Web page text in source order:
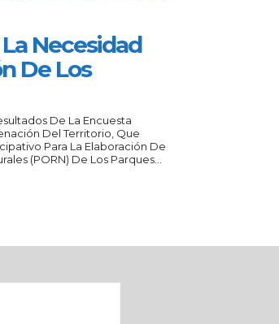
Necesidad
De Los
De La Encuesta
Del Territorio, Que
Para La Elaboración De
(PORN) De Los Parques...